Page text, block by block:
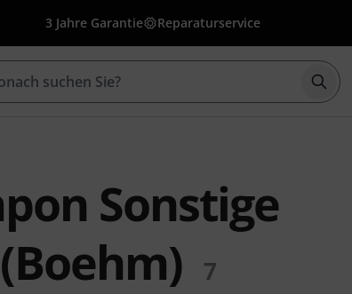
3 Jahre Garantie Reparaturservice
Sonstige
7